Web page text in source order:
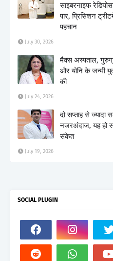
साइबरनाइफ
पार, प्रिसिशन
पहचान
July 30, 2026
मैक्स अस्पताल,
और योनि के जन्मी
की
July 24, 2026
दो सप्ताह से
नजरअंदाज, यह हो
संकेत
July 19, 2026
SOCIAL PLUGIN